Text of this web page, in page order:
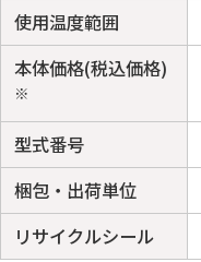
使用温度範囲
本体価格(税込価格)
※
型式番号
梱包・出荷単位
リサイクルシール